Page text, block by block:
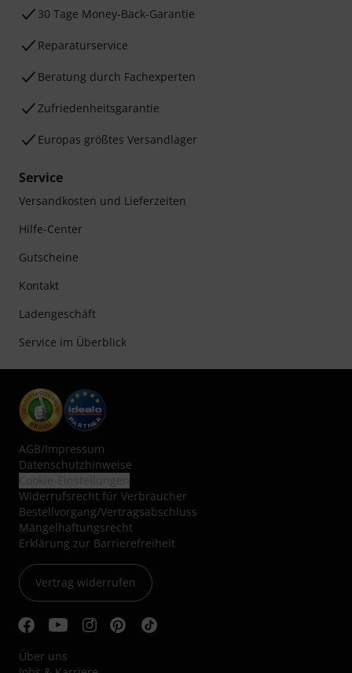
30 Tage Money-Back-Garantie
Reparaturservice
Beratung durch Fachexperten
Zufriedenheitsgarantie
Europas größtes Versandlager
Service
Versandkosten und Lieferzeiten
Hilfe-Center
Gutscheine
Kontakt
Ladengeschäft
Service im Überblick
AGB/Impressum
Datenschutzhinweise
Widerrufsrecht für Verbraucher
Bestellvorgang/Vertragsabschluss
Mängelhaftungsrecht
Erklärung zur Barrierefreiheit
Vertrag widerrufen
Über uns